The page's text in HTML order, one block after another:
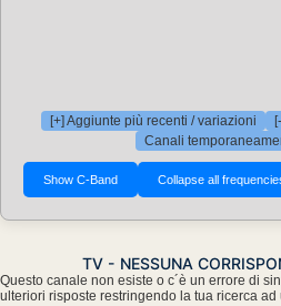
[+] Aggiunte più recenti / variazioni
Canali
TV - NESSUNA
Questo canale non esiste o c´è un errore di
ulteriori risposte restringendo la tua ricerca